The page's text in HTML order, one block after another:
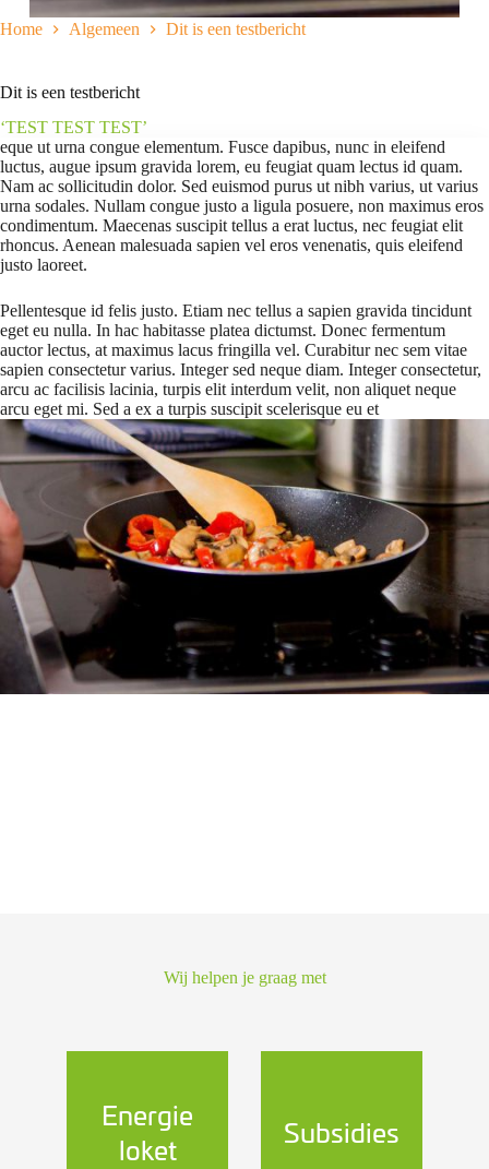
Home Algemeen Dit is een testbericht
Dit is een testbericht
‘TEST TEST TEST’
eque ut urna congue elementum. Fusce dapibus, nunc in eleifend
luctus, augue ipsum gravida lorem, eu feugiat quam lectus id quam.
Nam ac sollicitudin dolor. Sed euismod purus ut nibh varius, ut varius
urna sodales. Nullam congue justo a ligula posuere, non maximus eros
condimentum. Maecenas suscipit tellus a erat luctus, nec feugiat elit
rhoncus. Aenean malesuada sapien vel eros venenatis, quis eleifend
justo laoreet.
Pellentesque id felis justo. Etiam nec tellus a sapien gravida tincidunt
eget eu nulla. In hac habitasse platea dictumst. Donec fermentum
auctor lectus, at maximus lacus fringilla vel. Curabitur nec sem vitae
sapien consectetur varius. Integer sed neque diam. Integer consectetur,
arcu ac facilisis lacinia, turpis elit interdum velit, non aliquet neque
arcu eget mi. Sed a ex a turpis suscipit scelerisque eu et
Wij helpen je graag met
Energie
loket
Subsidies